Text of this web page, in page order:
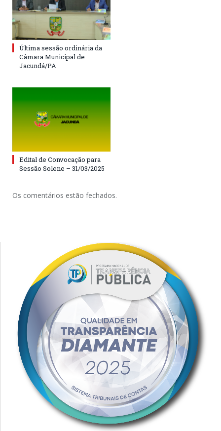
Última sessão ordinária da
Câmara Municipal de
Jacundá/PA
Edital de Convocação para
Sessão Solene – 31/03/2025
Os comentários estão fechados.